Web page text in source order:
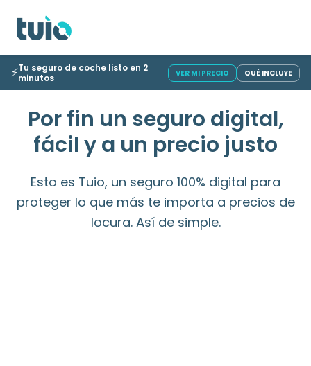
Seguro hogar propietarios Seguro hogar inquilinosSeguro
⚡Tu seguro de coche listo en 2
minutos
VER MI PRECIO QUÉ INCLUYE
Por fin un seguro digital,
fácily a un precio justo
Esto es Tuio, un seguro 100% digital para
proteger lo que más te importa a precios de
locura. Así de simple.